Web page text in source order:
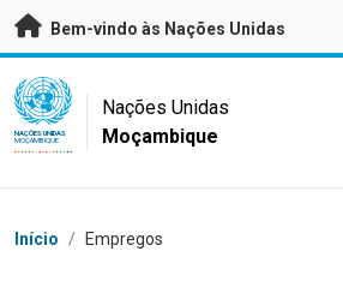
Saltar para conteúdo principal
Bem-vindo às Nações Unidas
UN Logo
NAÇÕES UNIDAS
MOÇAMBIQUE
Nações Unidas
Moçambique
Breadcrumb
Início / Empregos